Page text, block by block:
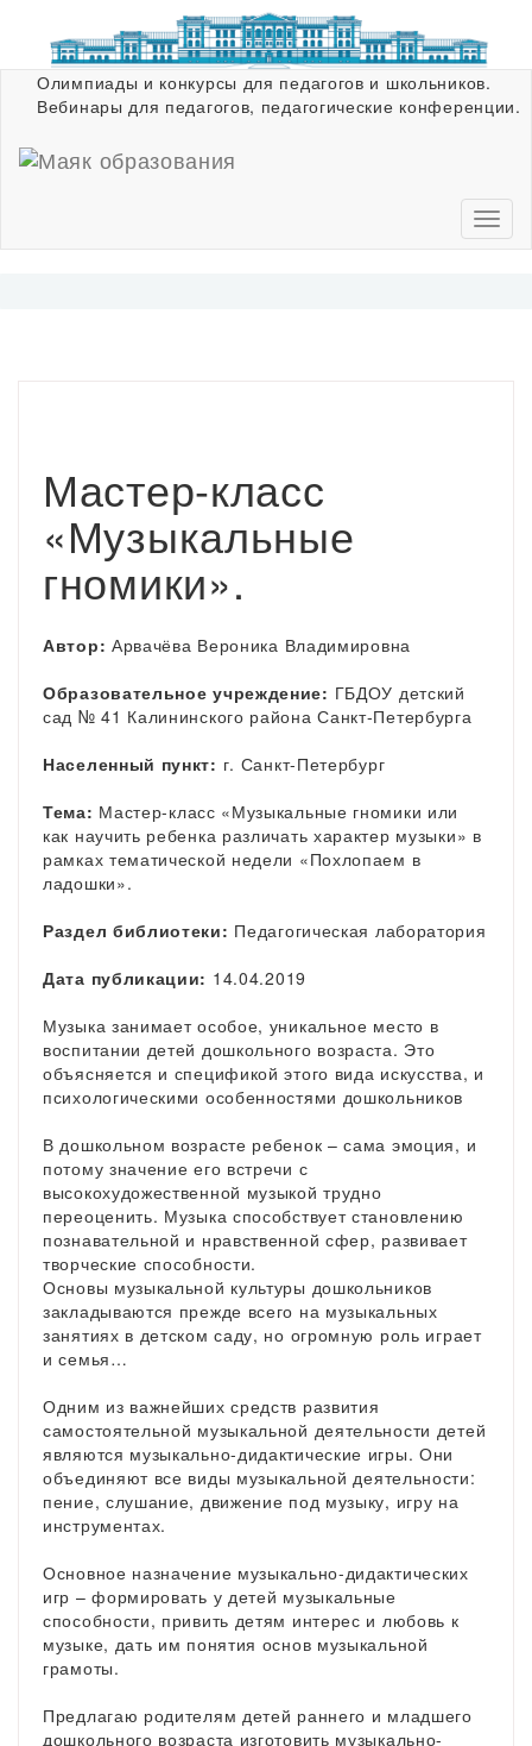
Олимпиады и конкурсы для педагогов и школьников.
Вебинары для педагогов, педагогические конференции.
Мастер-класс
«Музыкальные
гномики».
Автор: Арвачёва Вероника Владимировна
Образовательное учреждение: ГБДОУ детский
сад № 41 Калининского района Санкт-Петербурга
Населенный пункт: г. Санкт-Петербург
Тема: Мастер-класс «Музыкальные гномики или
как научить ребенка различать характер музыки» в
рамках тематической недели «Похлопаем в
ладошки».
Раздел библиотеки: Педагогическая лаборатория
Дата публикации: 14.04.2019
Музыка занимает особое, уникальное место в
воспитании детей дошкольного возраста. Это
объясняется и спецификой этого вида искусства, и
психологическими особенностями дошкольников
В дошкольном возрасте ребенок – сама эмоция, и
потому значение его встречи с
высокохудожественной музыкой трудно
переоценить. Музыка способствует становлению
познавательной и нравственной сфер, развивает
творческие способности.
Основы музыкальной культуры дошкольников
закладываются прежде всего на музыкальных
занятиях в детском саду, но огромную роль играет
и семья…
Одним из важнейших средств развития
самостоятельной музыкальной деятельности детей
являются музыкально-дидактические игры. Они
объединяют все виды музыкальной деятельности:
пение, слушание, движение под музыку, игру на
инструментах.
Основное назначение музыкально-дидактических
игр – формировать у детей музыкальные
способности, привить детям интерес и любовь к
музыке, дать им понятия основ музыкальной
грамоты.
Предлагаю родителям детей раннего и младшего
дошкольного возраста изготовить музыкально-